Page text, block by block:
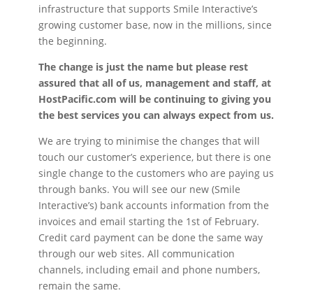
infrastructure that supports Smile Interactive’s
growing customer base, now in the millions, since
the beginning.
The change is just the name but please rest
assured that all of us, management and staff, at
HostPacific.com will be continuing to giving you
the best services you can always expect from us.
We are trying to minimise the changes that will
touch our customer’s experience, but there is one
single change to the customers who are paying us
through banks. You will see our new (Smile
Interactive’s) bank accounts information from the
invoices and email starting the 1st of February.
Credit card payment can be done the same way
through our web sites. All communication
channels, including email and phone numbers,
remain the same.